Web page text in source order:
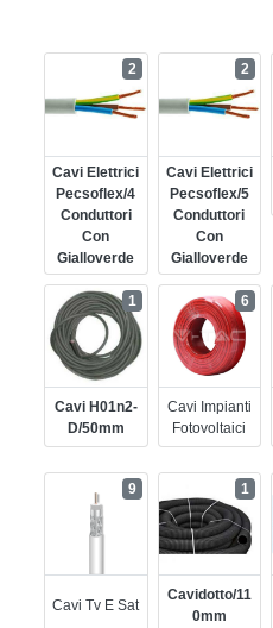
Cavi Elettrici
Pecsoflex/4
Conduttori
Con
Gialloverde
2
Cavi Elettrici
Pecsoflex/5
Conduttori
Con
Gialloverde
2
Cavi H01n2-
D/50mm
1
Cavi Impianti
Fotovoltaici
6
Cavi Tv E Sat
9
Cavidotto/11
0mm
1